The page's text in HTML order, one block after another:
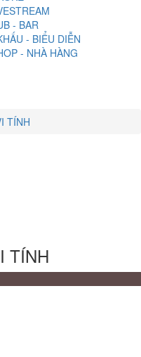
- BAR
- BIỂU DIỄN
- NHÀ HÀNG
TÍNH
TÍNH